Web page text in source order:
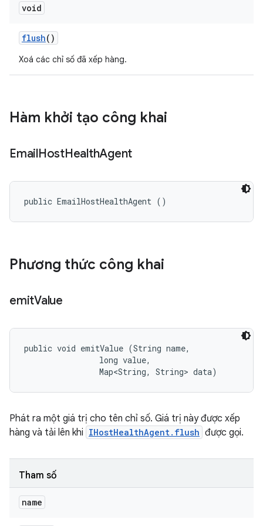
void
flush()
Xoá các chỉ số đã xếp hàng.
Hàm khởi tạo công khai
EmailHostHealthAgent
public EmailHostHealthAgent ()
Phương thức công khai
emitValue
public void emitValue (String name,
                long value,
                Map<String, String> data)
Phát ra một giá trị cho tên chỉ số. Giá trị này được xếp
hàng và tải lên khi IHostHealthAgent.flush được gọi.
Tham số
name